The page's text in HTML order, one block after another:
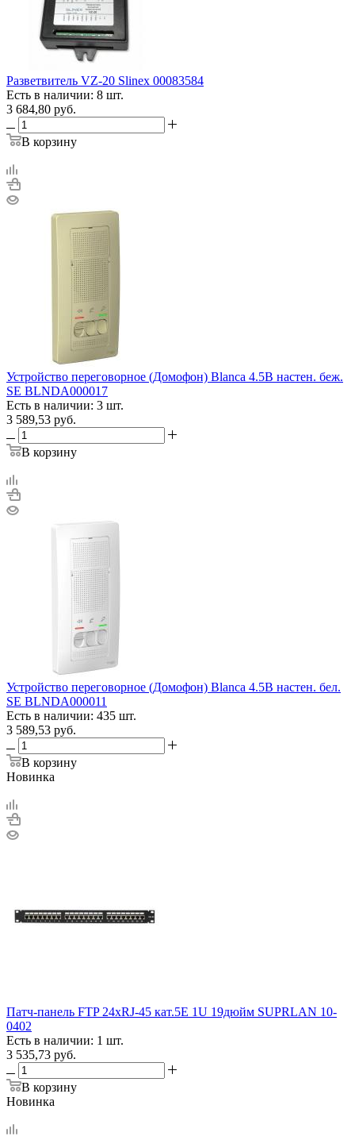
Разветвитель VZ-20 Slinex 00083584
Есть в наличии: 8 шт.
3 684,80 руб.
В корзину
Устройство переговорное (Домофон) Blanca 4.5В настен. беж.
SE BLNDA000017
Есть в наличии: 3 шт.
3 589,53 руб.
В корзину
Устройство переговорное (Домофон) Blanca 4.5В настен. бел.
SE BLNDA000011
Есть в наличии: 435 шт.
3 589,53 руб.
В корзину
Новинка
Патч-панель FTP 24хRJ-45 кат.5E 1U 19дюйм SUPRLAN 10-
0402
Есть в наличии: 1 шт.
3 535,73 руб.
В корзину
Новинка